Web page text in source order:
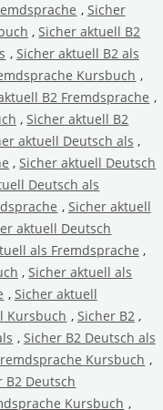
, Sicher
, Sicher aktuell B2
, Sicher aktuell B2 als
Kursbuch ,
B2 Fremdsprache ,
, Sicher aktuell B2
aktuell Deutsch als ,
, Sicher aktuell Deutsch
Deutsch als
, Sicher aktuell
aktuell Deutsch
als Fremdsprache ,
, Sicher aktuell als
, Sicher aktuell
Kursbuch , Sicher B2 ,
, Sicher B2 Deutsch als
Kursbuch ,
B2 Deutsch
Kursbuch ,